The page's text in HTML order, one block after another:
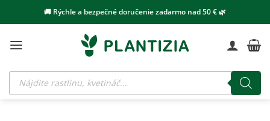
to
🚚 Rýchle a bezpečné doručenie zadarmo nad 50 € 🌿
Products
search